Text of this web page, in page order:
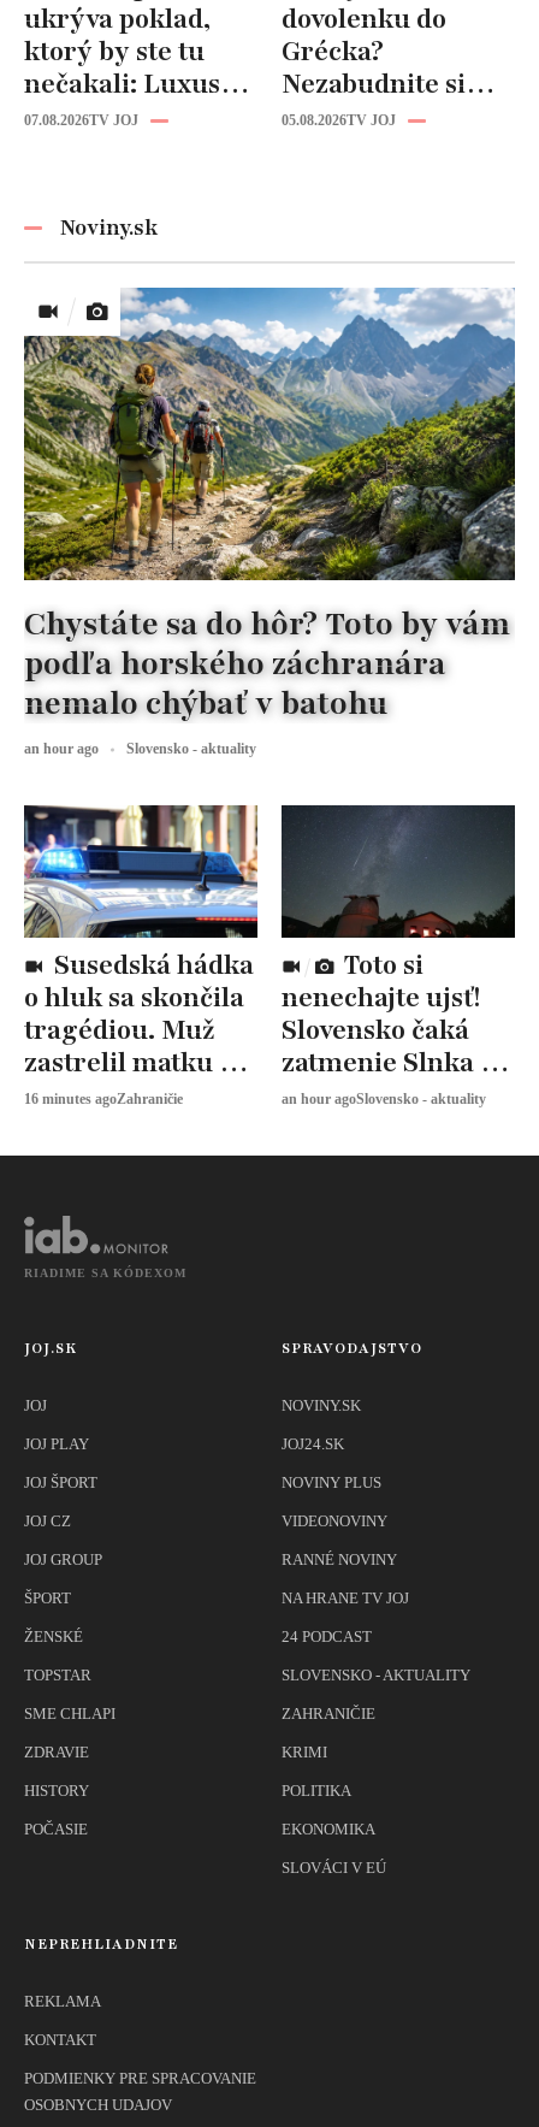
ukrýva poklad,
ktorý by ste tu
nečakali: Luxusná
kuchyňa aj
07.08.2026TV JOJ
dovolenku do
Grécka?
Nezabudnite si
odtiaľ uloviť tieto
05.08.2026TV JOJ
Noviny.sk
o hluk sa skončila
tragédiou. Muž
zastrelil matku aj
jej 17-ročnú dcéru
16 minutes agoZahraničie
nenechajte ujsť!
Slovensko čaká
zatmenie Slnka a
noc plná
an hour agoSlovensko - aktuality
Chystáte sa do hôr? Toto by vám
podľa horského záchranára
nemalo chýbať v batohu
an hour ago Slovensko - aktuality
RIADIME SA KÓDEXOM
JOJ.SK
JOJ
JOJ PLAY
JOJ ŠPORT
JOJ CZ
JOJ GROUP
ŠPORT
ŽENSKÉ
TOPSTAR
SME CHLAPI
ZDRAVIE
HISTORY
POČASIE
SPRAVODAJSTVO
NOVINY.SK
JOJ24.SK
NOVINY PLUS
VIDEONOVINY
RANNÉ NOVINY
NA HRANE TV JOJ
24 PODCAST
SLOVENSKO - AKTUALITY
ZAHRANIČIE
KRIMI
POLITIKA
EKONOMIKA
SLOVÁCI V EÚ
NEPREHLIADNITE
REKLAMA
KONTAKT
PODMIENKY PRE SPRACOVANIE
OSOBNYCH UDAJOV